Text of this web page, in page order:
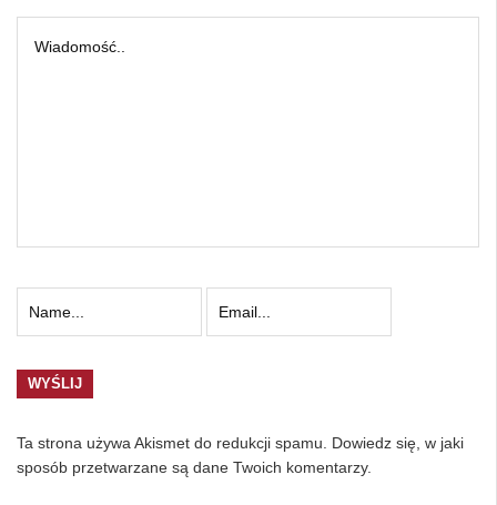
Ta strona używa Akismet do redukcji spamu. Dowiedz się, w jaki
sposób przetwarzane są dane Twoich komentarzy.